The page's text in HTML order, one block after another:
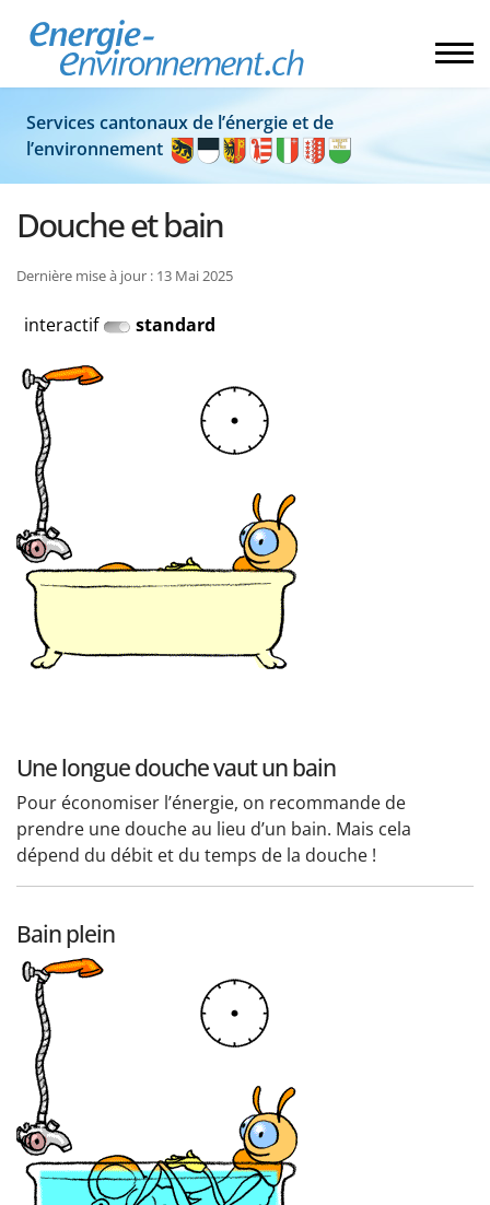
Services cantonaux de l’énergie et de
l’environnement
Douche et bain
Dernière mise à jour : 13 Mai 2025
interactif standard
Une longue douche vaut un bain
Pour économiser l’énergie, on recommande de
prendre une douche au lieu d’un bain. Mais cela
dépend du débit et du temps de la douche !
Bain plein